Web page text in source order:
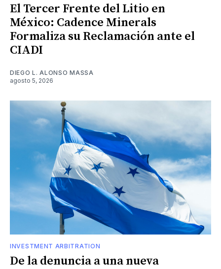
El Tercer Frente del Litio en
México: Cadence Minerals
Formaliza su Reclamación ante el
CIADI
DIEGO L. ALONSO MASSA
agosto 5, 2026
INVESTMENT ARBITRATION
De la denuncia a una nueva